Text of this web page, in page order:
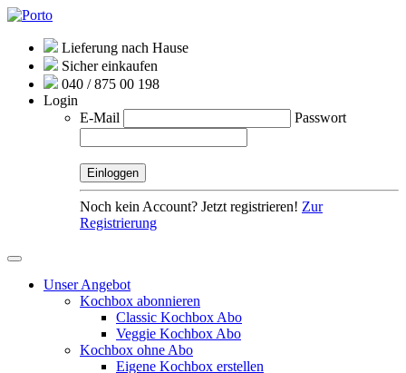
Lieferung nach Hause
Sicher einkaufen
040 / 875 00 198
Login
E-Mail
Passwort
Noch kein Account? Jetzt registrieren! Zur
Registrierung
Unser Angebot
Kochbox abonnieren
Classic Kochbox Abo
Veggie Kochbox Abo
Kochbox ohne Abo
Eigene Kochbox erstellen